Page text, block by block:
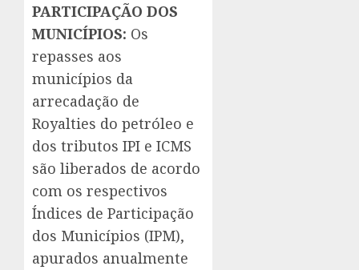
PARTICIPAÇÃO DOS
MUNICÍPIOS: Os
repasses aos
municípios da
arrecadação de
Royalties do petróleo e
dos tributos IPI e ICMS
são liberados de acordo
com os respectivos
Índices de Participação
dos Municípios (IPM),
apurados anualmente